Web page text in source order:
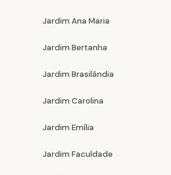
Jardim Ana Maria
Jardim Bertanha
Jardim Brasilândia
Jardim Carolina
Jardim Emília
Jardim Faculdade